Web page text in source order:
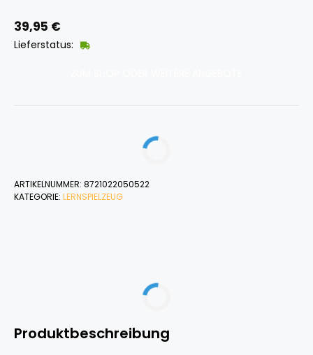
39,95 €
Lieferstatus:
ARTIKELNUMMER: 8721022050522
KATEGORIE: LERNSPIELZEUG
Produktbeschreibung